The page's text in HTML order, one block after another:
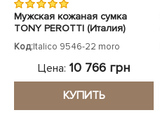
Мужская кожаная сумка
TONY PEROTTI (Италия)
коричневая
Код:Italico 9546-22 moro
Цена: 10 766 грн
КУПИТЬ